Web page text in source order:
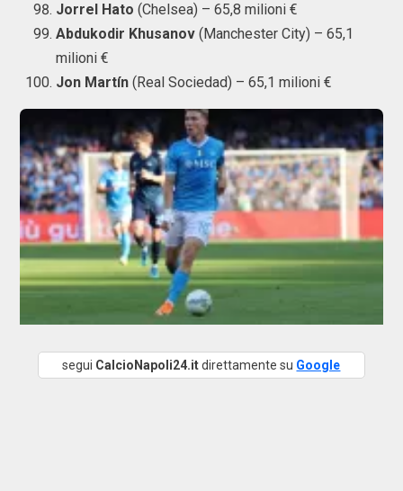
Jorrel Hato (Chelsea) – 65,8 milioni €
Abdukodir Khusanov (Manchester City) – 65,1
milioni €
Jon Martín (Real Sociedad) – 65,1 milioni €
segui CalcioNapoli24.itdirettamente su Google